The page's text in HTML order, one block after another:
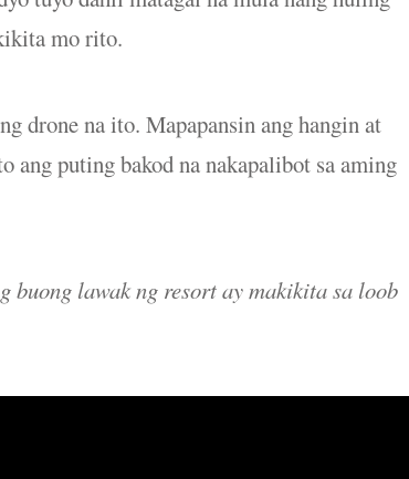
mo rito.
drone na ito. Mapapansin ang hangin at
puting bakod na nakapalibot sa aming
buong lawak ng resort ay makikita sa loob